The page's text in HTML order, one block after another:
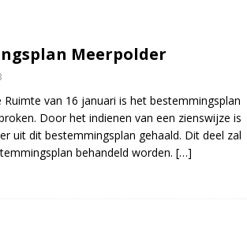
Meerpolder
Ruimte van 16 januari is het bestemmingsplan
Door het indienen van een zienswijze is
uit dit bestemmingsplan gehaald. Dit deel zal
behandeld worden. […]